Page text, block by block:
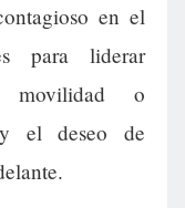
en el
para liderar
movilidad o
el deseo de